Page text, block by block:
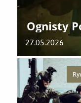
Ognisty
27.05.2026